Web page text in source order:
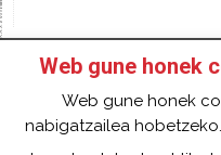
HOME
HAZTE
FACEBOOK
Web gune honek
Web gune honek
nabigatzailea